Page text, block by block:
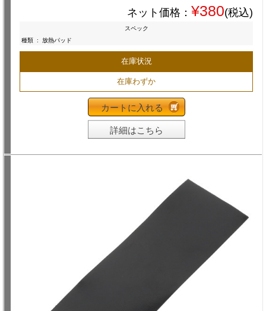
ネット価格： ¥380(税込)
スペック
種類 : 放熱パッド
在庫状況
在庫わずか
カートに入れる
詳細はこちら